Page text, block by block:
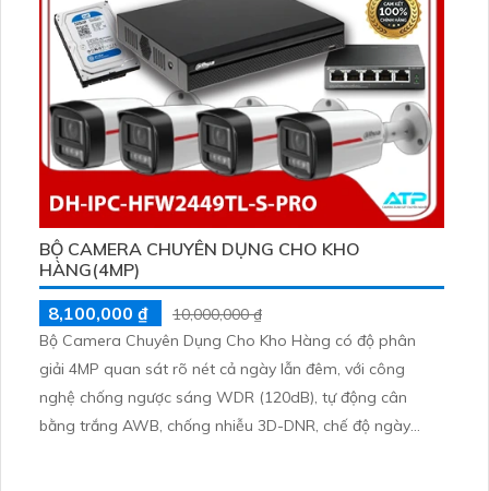
BỘ CAMERA CHUYÊN DỤNG CHO KHO
HÀNG(4MP)
8,100,000 ₫
10,000,000 ₫
Bộ Camera Chuyên Dụng Cho Kho Hàng có độ phân
giải 4MP quan sát rõ nét cả ngày lẫn đêm, với công
nghệ chống ngược sáng WDR (120dB), tự động cân
bằng trắng AWB, chống nhiễu 3D-DNR, chế độ ngày